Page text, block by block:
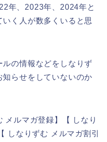
年、2023年、2024年と
く人が数多くいると思
の情報などをしなりず
らせをしていないのか
メルマガ登録】【 しなり
しなりずむ メルマガ割引